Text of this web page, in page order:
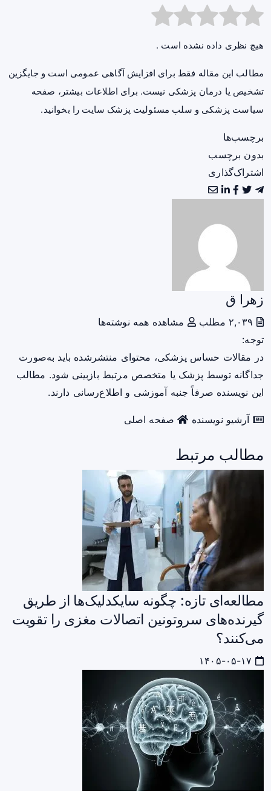
هیچ نظری داده نشده است .
مطالب این مقاله فقط برای افزایش آگاهی عمومی است و جایگزین
تشخیص یا درمان پزشکی نیست. برای اطلاعات بیشتر، صفحه
سیاست پزشکی و سلب مسئولیت پزشک سایت را بخوانید.
برچسب‌ها
بدون برچسب
اشتراک‌گذاری
زهرا ق
مشاهده همه نوشته‌ها
توجه:
در مقالات حساس پزشکی، محتوای منتشرشده باید به‌صورت
جداگانه توسط پزشک یا متخصص مرتبط بازبینی شود. مطالب
این نویسنده صرفاً جنبه آموزشی و اطلاع‌رسانی دارند.
آرشیو نویسنده صفحه اصلی
مطالب مرتبط
مطالعه‌ای تازه: چگونه سایکدلیک‌ها از طریق
گیرنده‌های سروتونین اتصالات مغزی را تقویت
می‌کنند؟